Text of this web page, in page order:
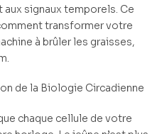
signaux temporels. Ce
transformer votre
à brûler les graisses,
de la Biologie Circadienne
chaque cellule de votre